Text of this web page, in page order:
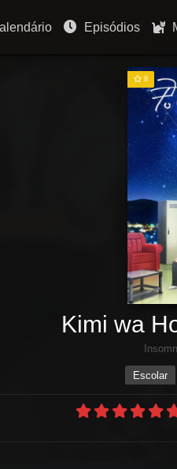
Episódios
8
Kimi wa
Escolar